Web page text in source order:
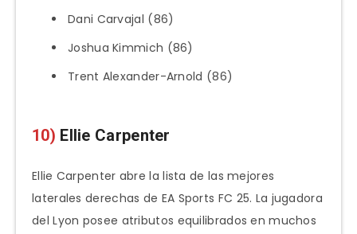
Dani Carvajal (86)
Joshua Kimmich (86)
Trent Alexander-Arnold (86)
10) Ellie Carpenter
Ellie Carpenter abre la lista de las mejores
laterales derechas de EA Sports FC 25. La jugadora
del Lyon posee atributos equilibrados en muchos